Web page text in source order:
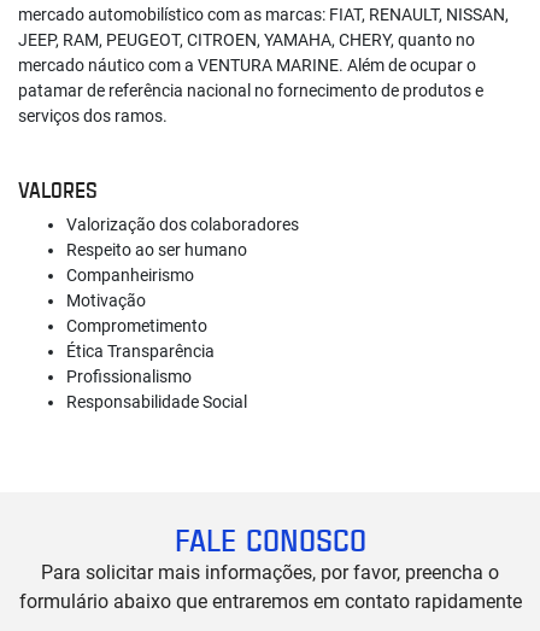
mercado automobilístico com as marcas: FIAT, RENAULT, NISSAN,
JEEP, RAM, PEUGEOT, CITROEN, YAMAHA, CHERY, quanto no
mercado náutico com a VENTURA MARINE. Além de ocupar o
patamar de referência nacional no fornecimento de produtos e
serviços dos ramos.
VALORES
Valorização dos colaboradores
Respeito ao ser humano
Companheirismo
Motivação
Comprometimento
Ética Transparência
Profissionalismo
Responsabilidade Social
FALE CONOSCO
Para solicitar mais informações, por favor, preencha o
formulário abaixo que entraremos em contato rapidamente